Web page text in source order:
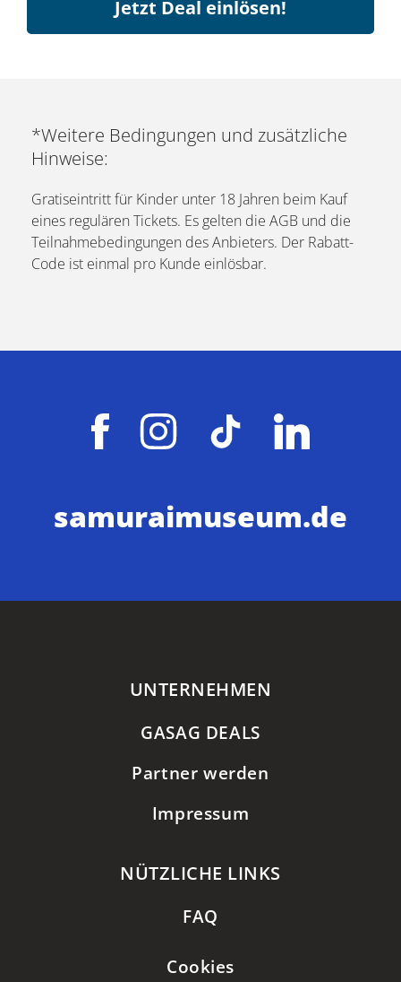
Jetzt Deal einlösen!
*Weitere Bedingungen und zusätzliche
Hinweise:
Gratiseintritt für Kinder unter 18 Jahren beim Kauf
eines regulären Tickets. Es gelten die AGB und die
Teilnahmebedingungen des Anbieters. Der Rabatt-
Code ist einmal pro Kunde einlösbar.
samuraimuseum.de
UNTERNEHMEN
GASAG DEALS
Partner werden
Impressum
NÜTZLICHE LINKS
FAQ
Cookies